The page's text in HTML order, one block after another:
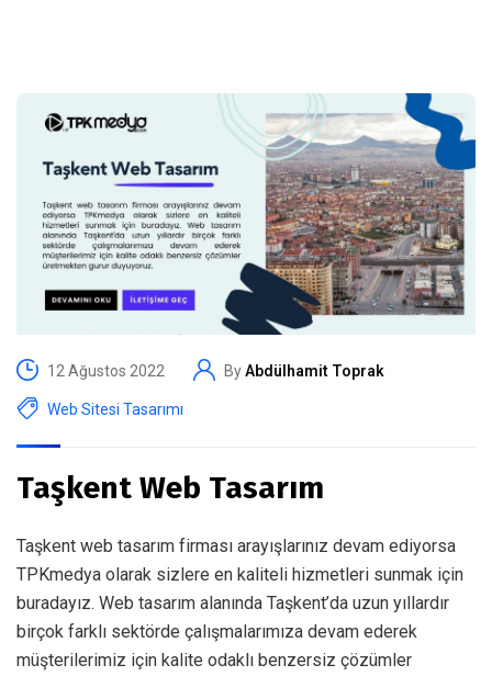
12 Ağustos 2022 ByAbdülhamit Toprak
Web Sitesi Tasarımı
Taşkent Web Tasarım
Taşkent web tasarım firması arayışlarınız devam ediyorsa
TPKmedya olarak sizlere en kaliteli hizmetleri sunmak için
buradayız. Web tasarım alanında Taşkent’da uzun yıllardır
birçok farklı sektörde çalışmalarımıza devam ederek
müşterilerimiz için kalite odaklı benzersiz çözümler